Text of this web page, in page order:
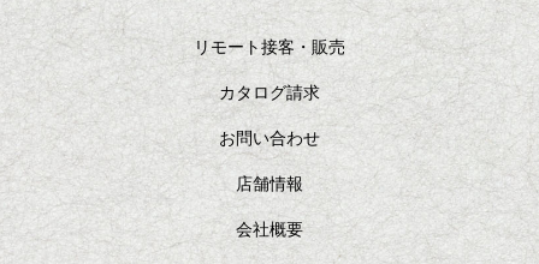
リモート接客・販売
カタログ請求
お問い合わせ
店舗情報
会社概要